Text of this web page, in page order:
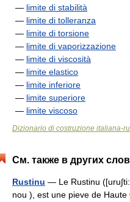
— limite di stabilità
— limite di tolleranza
— limite di torsione
— limite di vaporizzazione
— limite di viscosità
— limite elastico
— limite inferiore
— limite superiore
— limite viscoso
Dizionario di costruzione italiana-
См. также в других
Rustinu — Le Rustinu
nou ), est une pieve de Haute